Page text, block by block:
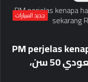
جديد السيارات
PM perjelas
Sebelum ini Petrol di Arab سعودي 50 سن،